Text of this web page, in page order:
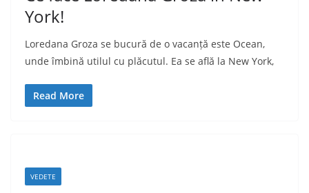
York!
Loredana Groza se bucură de o vacanță este Ocean,
unde îmbină utilul cu plăcutul. Ea se află la New York,
Read More
VEDETE